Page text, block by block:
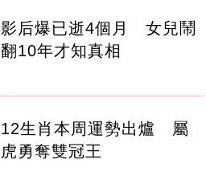
影后爆已逝4個月 女兒鬧
翻10年才知真相
12生肖本周運勢出爐 屬
虎勇奪雙冠王